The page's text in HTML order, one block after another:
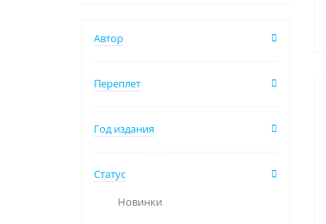
Автор
Переплет
Год издания
Статус
Новинки